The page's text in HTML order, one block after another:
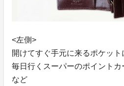
<左側>
開けてすぐ手元に来るポケット
毎日行くスーパーのポイント
など